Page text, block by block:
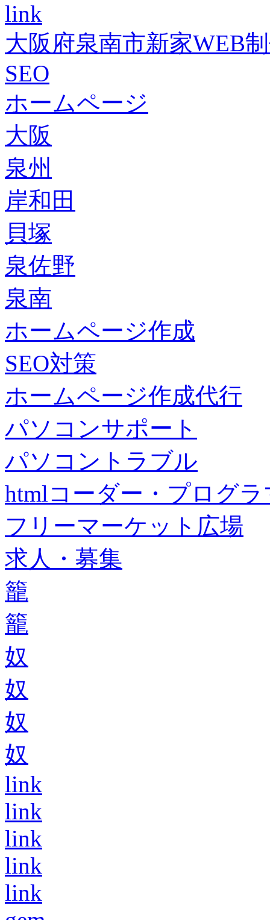
link
大阪府泉南市新家WEB
SEO
ホームページ
大阪
泉州
岸和田
貝塚
泉佐野
泉南
ホームページ作成
SEO対策
ホームページ作成代行
パソコンサポート
パソコントラブル
htmlコーダー・プログラ
フリーマーケット広場
求人・募集
籠
籠
奴
奴
奴
奴
link
link
link
link
link